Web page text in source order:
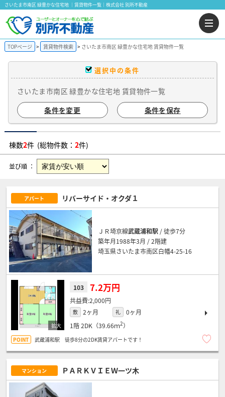
さいたま市南区 緑豊かな住宅地 ｜賃貸物件一覧｜株式会社 別所不動産
TOPページ 賃貸物件検索 さいたま市南区 緑豊かな住宅地 賃貸物件一覧
選択中の条件
さいたま市南区 緑豊かな住宅地 賃貸物件一覧
条件を変更
条件を保存
棟数2件 (総物件数： 2件)
並び順 ：
アパート リバーサイド・オクダ１
ＪＲ埼京線武蔵浦和駅 / 徒歩7分
築年月1988年3月 / 2階建
埼玉県さいたま市南区白幡4-25-16
103 7.2万円
2,000円
敷 2ヶ月 礼
0ヶ月
1階2DK（39.66ｍ2）
武蔵浦和駅 徒歩8分の2DK賃貸アパートです！
マンション ＰＡＲＫＶＩＥＷ一ツ木